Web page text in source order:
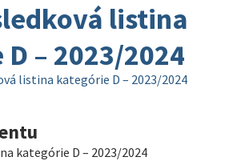
listina
– 2023/2024
listina kategórie D – 2023/2024
kategórie D – 2023/2024